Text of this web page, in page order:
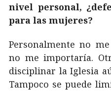
nivel personal,
para las mujeres?
Personalmente no
no me importaría.
disciplinar la Iglesia
Tampoco se puede